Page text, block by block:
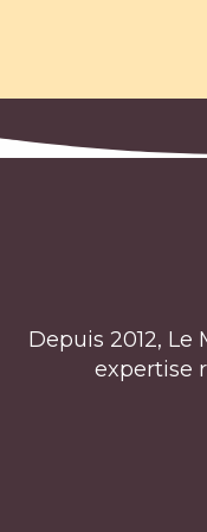
Depuis 2012,
expertise